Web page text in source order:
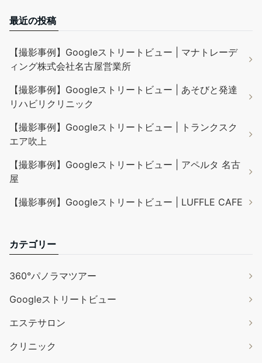
最近の投稿
【撮影事例】Googleストリートビュー | マナトレーデ
ィング株式会社名古屋営業所
【撮影事例】Googleストリートビュー | あそびと発達
リハビリクリニック
【撮影事例】Googleストリートビュー | トランクスク
エア吹上
【撮影事例】Googleストリートビュー | アペルタ 名古
屋
【撮影事例】Googleストリートビュー | LUFFLE CAFE
カテゴリー
360°パノラマツアー
Googleストリートビュー
エステサロン
クリニック